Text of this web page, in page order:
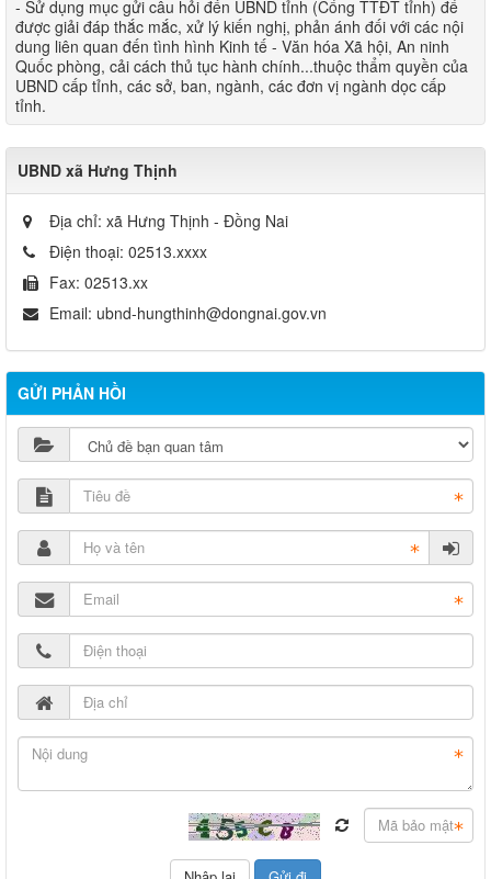
- Sử dụng mục gửi câu hỏi đến UBND tỉnh (Cổng TTĐT tỉnh) để
được giải đáp thắc mắc, xử lý kiến nghị, phản ánh đối với các nội
dung liên quan đến tình hình Kinh tế - Văn hóa Xã hội, An ninh
Quốc phòng, cải cách thủ tục hành chính...thuộc thẩm quyền của
UBND cấp tỉnh, các sở, ban, ngành, các đơn vị ngành dọc cấp
tỉnh.​
UBND xã Hưng Thịnh
Địa chỉ: xã Hưng Thịnh - Đồng Nai
Điện thoại: 02513.xxxx
Fax: 02513.xx
Email: ubnd-hungthinh@dongnai.gov.vn
GỬI PHẢN HỒI